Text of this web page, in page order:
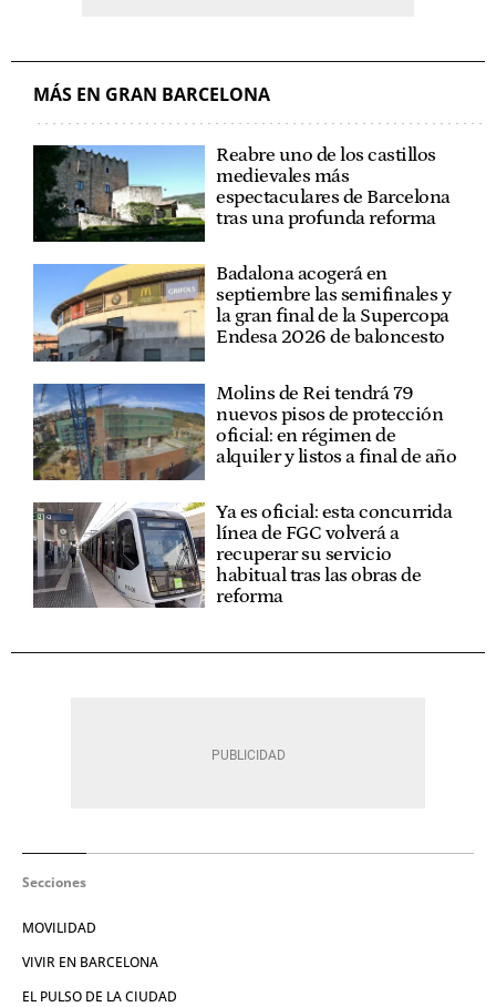
MÁS EN GRAN BARCELONA
Reabre uno de los castillos
medievales más
espectaculares de Barcelona
tras una profunda reforma
Badalona acogerá en
septiembre las semifinales y
la gran final de la Supercopa
Endesa 2026 de baloncesto
Molins de Rei tendrá 79
nuevos pisos de protección
oficial: en régimen de
alquiler y listos a final de año
Ya es oficial: esta concurrida
línea de FGC volverá a
recuperar su servicio
habitual tras las obras de
reforma
Secciones
MOVILIDAD
VIVIR EN BARCELONA
EL PULSO DE LA CIUDAD